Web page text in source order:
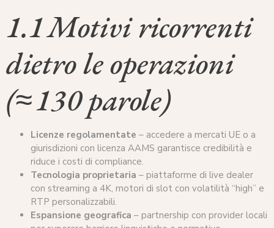
1.1 Motivi ricorrenti
dietro le operazioni
(≈ 130 parole)
Licenze regolamentate – accedere a mercati UE o a
giurisdizioni con licenza AAMS garantisce credibilità e
riduce i costi di compliance.
Tecnologia proprietaria – piattaforme di live dealer
con streaming a 4K, motori di slot con volatilità “high” e
RTP personalizzabili.
Espansione geografica – partnership con provider locali